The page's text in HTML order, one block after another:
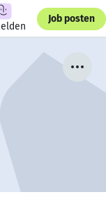
Job posten